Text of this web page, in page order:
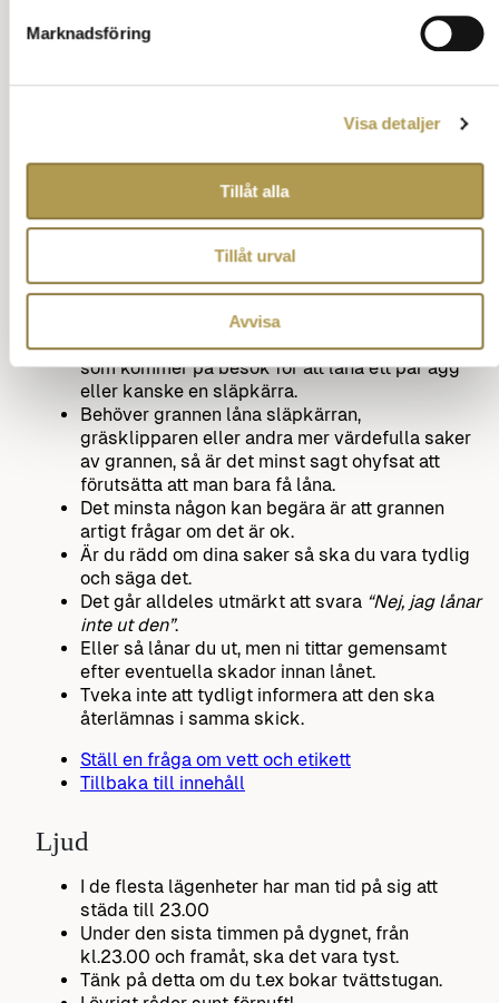
Marknadsföring
Visa detaljer
Tillåt alla
Tillåt urval
Avvisa
Att gå till grannen och fråga om något är inget
konstigt, därför ska man också vara noga med
att lämna tillbaka det man lånat.
Hur man uppfattar den situationen kanske också
hänger ihop med vilken relation man har till
Det underlättar om man sökt kontakt tidigare,
pratat med varandra lite sådär apropå.
Det blir ju per automatik en mer bekant person
som kommer på besök för att låna ett par ägg
eller kanske en släpkärra.
Behöver grannen låna släpkärran,
gräsklipparen eller andra mer värdefulla saker
av grannen, så är det minst sagt ohyfsat att
förutsätta att man bara få låna.
Det minsta någon kan begära är att grannen
artigt frågar om det är ok.
Är du rädd om dina saker så ska du vara tydlig
och säga det.
Det går alldeles utmärkt att svara “Nej, jag lånar
inte ut den”.
Eller så lånar du ut, men ni tittar gemensamt
efter eventuella skador innan lånet.
Tveka inte att tydligt informera att den ska
återlämnas i samma skick.
Ställ en fråga om vett och etikett
Tillbaka till innehåll
Ljud
I de flesta lägenheter har man tid på sig att
städa till 23.00
Under den sista timmen på dygnet, från
kl.23.00 och framåt, ska det vara tyst.
Tänk på detta om du t.ex bokar tvättstugan.